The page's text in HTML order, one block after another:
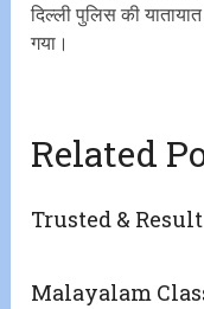
दिल्ली पुलिस की
गया।
Related
Trusted &
Malayalam